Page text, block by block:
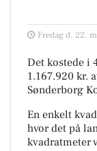
Fredag d. 22.
Det kostede i
1.167.920 kr.
Sønderborg
En enkelt
hvor det på
kvadratmeter